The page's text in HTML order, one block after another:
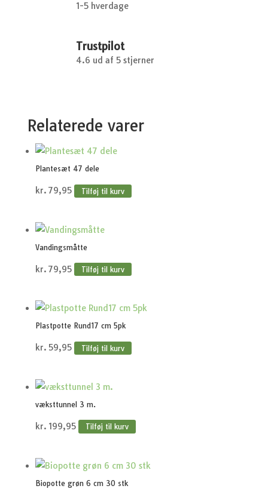
1-5 hverdage
Trustpilot
4.6 ud af 5 stjerner
Relaterede varer
Plantesæt 47 dele
kr. 79,95 Tilføj til kurv
Vandingsmåtte
kr. 79,95 Tilføj til kurv
Plastpotte Rund17 cm 5pk
kr. 59,95 Tilføj til kurv
væksttunnel 3 m.
kr. 199,95 Tilføj til kurv
Biopotte grøn 6 cm 30 stk